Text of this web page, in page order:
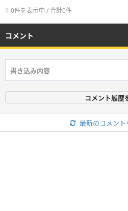
1-0件を表示中 / 合計0件
コメント
コメント履歴
最新のコメント